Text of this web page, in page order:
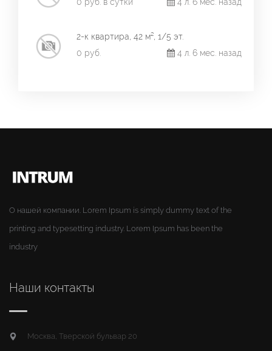
2-к квартира, 42 м², 1/5 эт.
0 руб.
4 л. 6 мес. назад
О нашей компании. Lorem Ipsum is simply dummy text of the
printing and typesetting industry. Lorem Ipsum has been the
industry
Наши контакты
Москва, Тверской бульвар 20